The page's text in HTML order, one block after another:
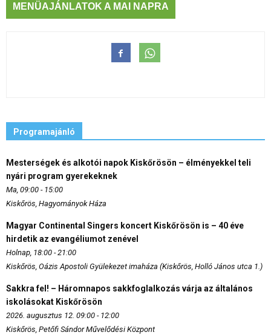
MENÜAJÁNLATOK A MAI NAPRA
Programajánló
Mesterségek és alkotói napok Kiskőrösön – élményekkel teli
nyári program gyerekeknek
Ma, 09:00 - 15:00
Kiskőrös, Hagyományok Háza
Magyar Continental Singers koncert Kiskőrösön is – 40 éve
hirdetik az evangéliumot zenével
Holnap, 18:00 - 21:00
Kiskőrös, Oázis Apostoli Gyülekezet imaháza (Kiskőrös, Holló János utca 1.)
Sakkra fel! – Háromnapos sakkfoglalkozás várja az általános
iskolásokat Kiskőrösön
2026. augusztus 12. 09:00 - 12:00
Kiskőrös, Petőfi Sándor Művelődési Központ